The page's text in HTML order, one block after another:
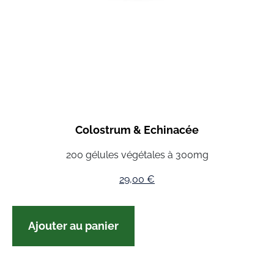
Colostrum & Echinacée
200 gélules végétales à 300mg
29,00 €
Ajouter au panier